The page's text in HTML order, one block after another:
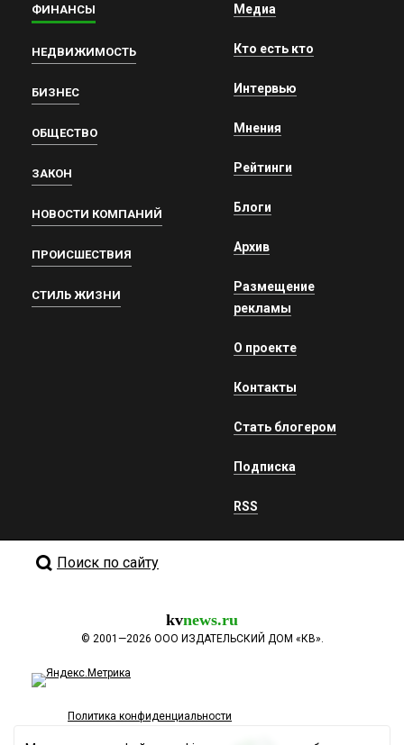
ФИНАНСЫ
НЕДВИЖИМОСТЬ
БИЗНЕС
ОБЩЕСТВО
ЗАКОН
НОВОСТИ КОМПАНИЙ
ПРОИСШЕСТВИЯ
СТИЛЬ ЖИЗНИ
Медиа
Кто есть кто
Интервью
Мнения
Рейтинги
Блоги
Архив
Размещение
рекламы
О проекте
Контакты
Стать блогером
Подписка
RSS
Поиск по сайту
kvnews.ru
© 2001—2026 ООО ИЗДАТЕЛЬСКИЙ ДОМ «КВ».
Политика конфиденциальности